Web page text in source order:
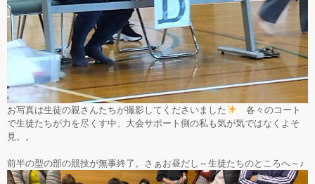
お写真は生徒の親さんたちが撮影してくださいました
各々のコート
で生徒たちが力を尽くす中、大会サポート側の私も気が気ではなくよそ
見。。
前半の型の部の競技が無事終了。さぁお昼だし～生徒たちのところへ～♪